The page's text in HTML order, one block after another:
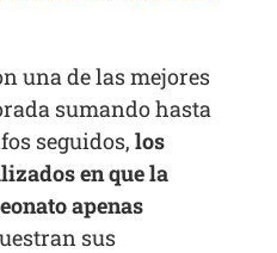
una de las mejores
sumando hasta
seguidos,los
en que la
apenas
sus